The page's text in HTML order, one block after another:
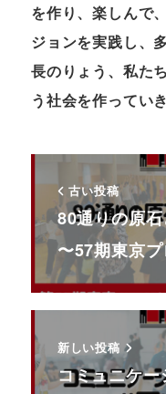
を作り、楽しんで
ジョンを実践し、
長のりょう、私た
う社会を作ってい
古い投稿
80通りの原石
〜57期東京
新しい投稿
コミュニケ